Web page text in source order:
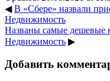
◀В «Сбере» назвали
Недвижимость
Названы самые дешевые
Недвижимость ▶
Добавить